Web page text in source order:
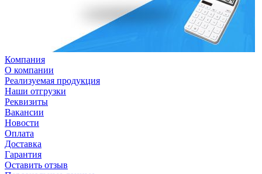
Компания
О компании
Реализуемая продукция
Наши отгрузки
Реквизиты
Вакансии
Новости
Оплата
Доставка
Гарантия
Оставить отзыв